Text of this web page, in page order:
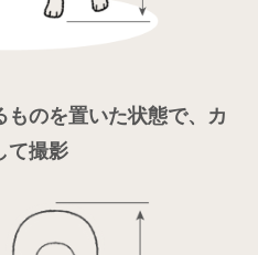
のを置いた状態で、 カ
て撮影